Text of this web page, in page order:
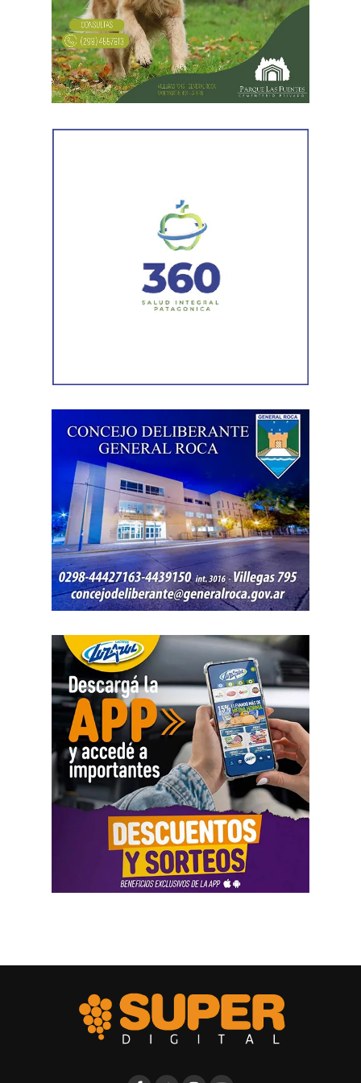
figuraba inscripto en actividades vinculadas con
servicios gastronómicos, asesoramiento y gestión
empresarial.También registró vehículos a su nombre.
Luego llegaron los datos de la Municipalidad de
habilitación comercial vigente para un establecimiento
La Agencia de Recaudación y Control Aduanero sumó
más piezas. Según la sentencia,
el progenitor aparecía
registrado como socio, gerente o administrador en
distintas firmas. A esa información se agregó un
ni qué parte correspondía al progenitor.
La jueza también examinó una certificación contable que
él mismo presentó. Ese documento informó un promedio
de ingresos durante un período determinado y consignó
una relación laboral con una de las empresas. El fallo
aclaró que esos datos no reflejaban necesariamente la
totalidad de los recursos, ya que existían otras
participaciones comerciales acreditadas en la causa.
El informe bancario añadió otro elemento. La cuenta
saldos durante varios meses. La sentencia tomó esos
movimientos como parte del análisis patrimonial, aunque
no los consideró suficientes para establecer por sí solos
una cifra definitiva.
Las declaraciones testimoniales completaron el cuadro.
Varias personas hablaron sobre locales gastronómicos,
viajes al exterior, vehículos y nivel de vida. Otro
testimonio mencionó la relación del progenitor con una
empresa que ocupaba un inmueble comercial.
Aun con ese conjunto de pruebas, la jueza señaló que
faltó documentación contable específica. También
sostuvo que el progenitor estaba en mejores condiciones
dinámicas. Según la resolución, ese principio impone el
posibilidades técnicas o materiales para hacerlo.
La jueza fijó una cuota alimentaria equivalente a ocho
se practique una liquidación por los períodos anteriores,